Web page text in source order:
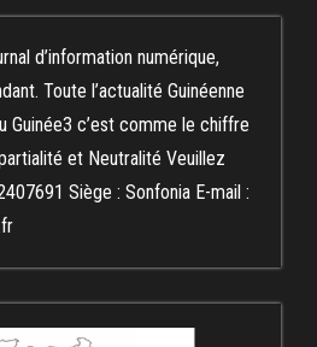
d’information numérique,
Toute l’actualité Guinéenne
Guinée3 c’est comme le chiffre
et Neutralité Veuillez
Siège : Sonfonia E-mail :